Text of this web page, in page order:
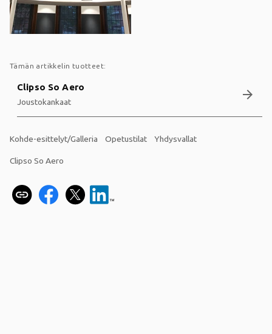
Tämän artikkelin tuotteet:
Clipso So Aero
Joustokankaat arrow_forward
Kohde-esittelyt/Galleria Opetustilat Yhdysvallat
Clipso So Aero